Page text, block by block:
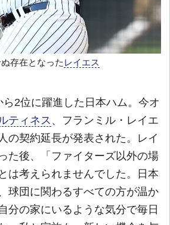
存在となった レイエス
2位に躍進した日本ハム。今オ
ティネス 、フランミル・レイエ
の契約延長が発表された。レイ
た後、「ファイターズ以外の場
は考えられませんでした。日本
球団に関わるすべての方が温か
分の家にいるような気分で毎日